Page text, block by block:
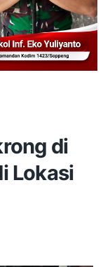
di
Lokasi